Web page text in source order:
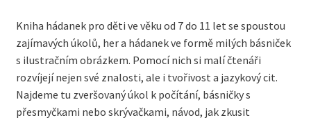
Kniha hádanek pro děti ve věku od 7 do 11 let se spoustou
zajímavých úkolů, her a hádanek ve formě milých básniček
s ilustračním obrázkem. Pomocí nich si malí čtenáři
rozvíjejí nejen své znalosti, ale i tvořivost a jazykový cit.
Najdeme tu zveršovaný úkol k počítání, básničky s
přesmyčkami nebo skrývačkami, návod, jak zkusit